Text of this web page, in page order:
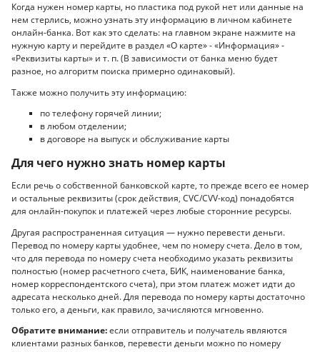
Когда нужен номер карты, но пластика под рукой нет или данные на
нем стерлись, можно узнать эту информацию в личном кабинете
онлайн-банка. Вот как это сделать: на главном экране нажмите на
нужную карту и перейдите в раздел «О карте» - «Информация» -
«Реквизиты карты» и т. п. (В зависимости от банка меню будет
разное, но алгоритм поиска примерно одинаковый).
Также можно получить эту информацию:
по телефону горячей линии;
в любом отделении;
в договоре на выпуск и обслуживание карты
Для чего нужно знать номер карты
Если речь о собственной банковской карте, то прежде всего ее номер
и остальные реквизиты (срок действия, CVC/CVV-код) понадобятся
для онлайн-покупок и платежей через любые сторонние ресурсы.
Другая распространенная ситуация — нужно перевести деньги.
Перевод по номеру карты удобнее, чем по номеру счета. Дело в том,
что для перевода по номеру счета необходимо указать реквизиты
полностью (номер расчетного счета, БИК, наименование банка,
номер корреспондентского счета), при этом платеж может идти до
адресата несколько дней. Для перевода по номеру карты достаточно
только его, а деньги, как правило, зачисляются мгновенно.
Обратите внимание:если отправитель и получатель являются
клиентами разных банков, перевести деньги можно по номеру